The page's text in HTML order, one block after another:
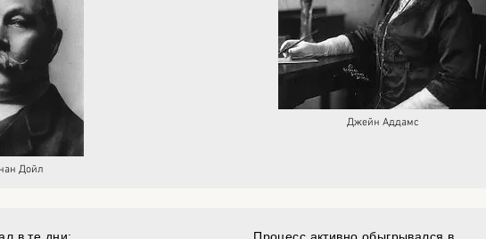
Дойл
Джейн Аддамс